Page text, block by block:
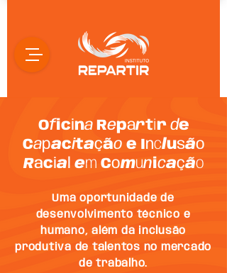
OficinaRepartir de
Capacitação e I nclusão
Racia em Comunicação
Uma oportunidade de
desenvolvimento técnico e
humano, além da inclusão
produtiva de talentos no mercado
de trabalho.